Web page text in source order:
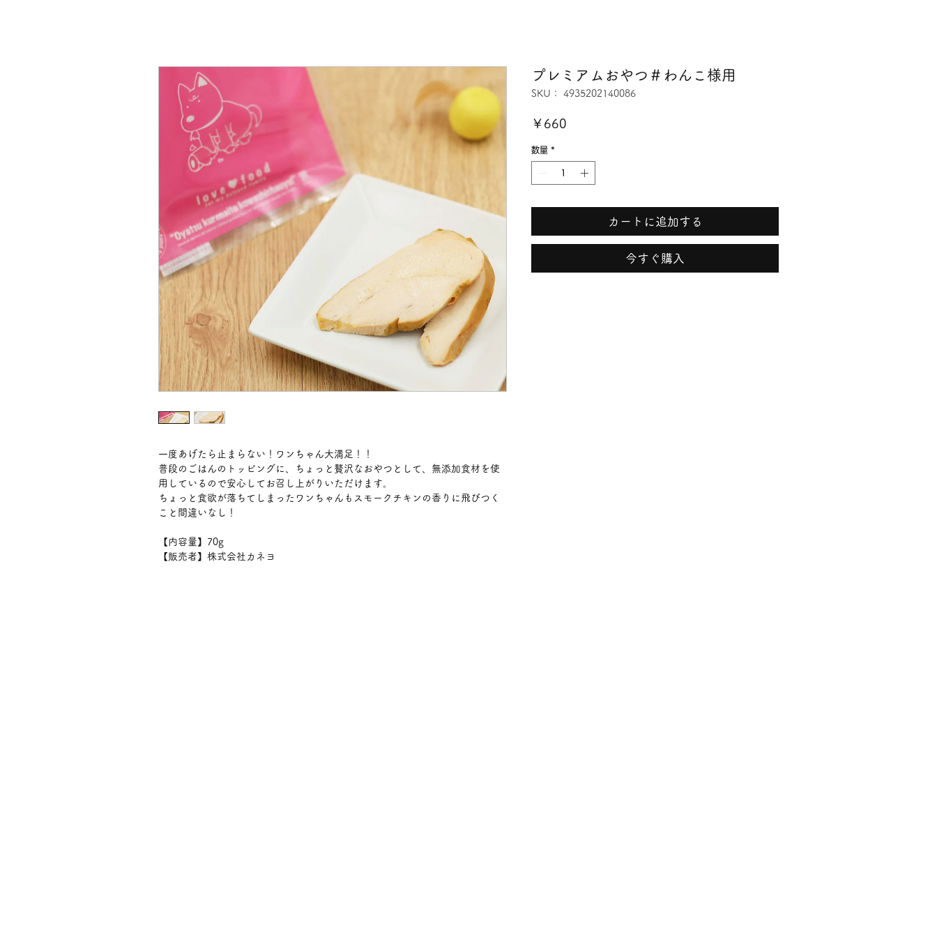
一度あげたら止まらない！ワンちゃん大満足！！
普段のごはんのトッピングに、ちょっと贅沢なおやつとして、無添加食材を使
用しているので安心してお召し上がりいただけます。
ちょっと食欲が落ちてしまったワンちゃんもスモークチキンの香りに飛びつく
こと間違いなし！
【内容量】70g
【販売者】株式会社カネヨ
プレミアムおやつ＃わんこ様用
SKU： 4935202140086
￥660
数量 *
カートに追加する
今すぐ購入